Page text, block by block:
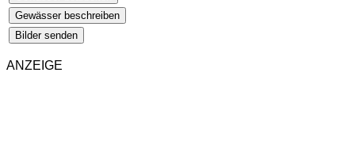
Gewässer beschreiben
Bilder senden
ANZEIGE